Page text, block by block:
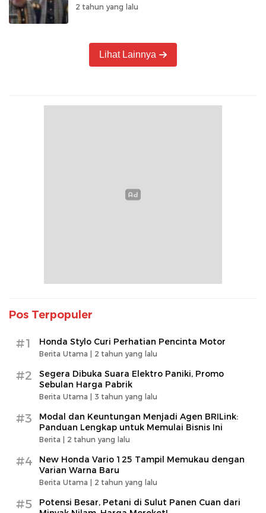
2 tahun yang lalu
Lihat Lainnya
Pos Terpopuler
#1 Honda Stylo Curi Perhatian Pencinta Motor
Berita Utama | 2 tahun yang lalu
#2
Segera Dibuka Suara Elektro Paniki, Promo
Sebulan Harga Pabrik
Berita Utama | 3 tahun yang lalu
#3
Modal dan Keuntungan Menjadi Agen BRILink:
Panduan Lengkap untuk Memulai Bisnis Ini
Berita | 2 tahun yang lalu
#4
New Honda Vario 125 Tampil Memukau dengan
Varian Warna Baru
Berita Utama | 2 tahun yang lalu
#5
Potensi Besar, Petani di Sulut Panen Cuan dari